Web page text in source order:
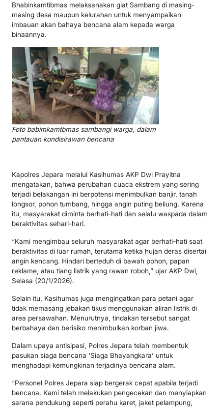
Bhabinkamtibmas melaksanakan giat Sambang di masing-
masing desa maupun kelurahan untuk menyampaikan
imbauan akan bahaya bencana alam kepada warga
binaannya.
Foto babimkamtbmas sambangi warga, dalam
pantauan kondisirawan bencana
Kapolres Jepara melalui Kasihumas AKP Dwi Prayitna
mengatakan, bahwa perubahan cuaca ekstrem yang sering
terjadi belakangan ini berpotensi menimbulkan banjir, tanah
longsor, pohon tumbang, hingga angin puting beliung. Karena
itu, masyarakat diminta berhati-hati dan selalu waspada dalam
beraktivitas sehari-hari.
“Kami mengimbau seluruh masyarakat agar berhati-hati saat
beraktivitas di luar rumah, terutama ketika hujan deras disertai
angin kencang. Hindari berteduh di bawah pohon, papan
reklame, atau tiang listrik yang rawan roboh,” ujar AKP Dwi,
Selasa (20/1/2026).
Selain itu, Kasihumas juga mengingatkan para petani agar
tidak memasang jebakan tikus menggunakan aliran listrik di
area persawahan. Menurutnya, tindakan tersebut sangat
berbahaya dan berisiko menimbulkan korban jiwa.
Dalam upaya antisipasi, Polres Jepara telah membentuk
pasukan siaga bencana ‘Siaga Bhayangkara’ untuk
menghadapi kemungkinan terjadinya bencana alam.
“Personel Polres Jepara siap bergerak cepat apabila terjadi
bencana. Kami telah melakukan pengecekan dan menyiapkan
sarana pendukung seperti perahu karet, jaket pelampung,